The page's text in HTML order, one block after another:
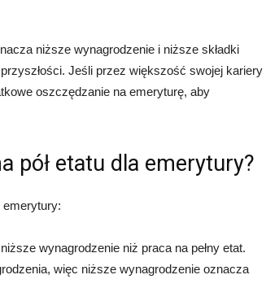
niższe wynagrodzenie i niższe składki
Jeśli przez większość swojej kariery
oszczędzanie na emeryturę, aby
pół etatu dla emerytury?
emerytury:
wynagrodzenie niż praca na pełny etat.
więc niższe wynagrodzenie oznacza